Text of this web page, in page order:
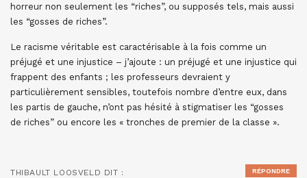
horreur non seulement les “riches”, ou supposés tels, mais aussi
les “gosses de riches”.
Le racisme véritable est caractérisable à la fois comme un
préjugé et une injustice – j’ajoute : un préjugé et une injustice qui
frappent des enfants ; les professeurs devraient y
particulièrement sensibles, toutefois nombre d’entre eux, dans
les partis de gauche, n’ont pas hésité à stigmatiser les “gosses
de riches” ou encore les « tronches de premier de la classe ».
THIBAULT LOOSVELD DIT :
RÉPONDRE